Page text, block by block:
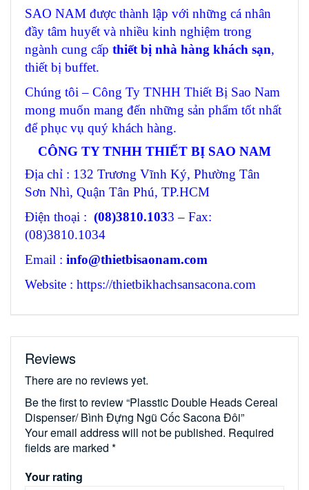
SAO NAM được thành lập với những cá nhân
đầy tâm huyết và nhiều kinh nghiệm trong
ngành cung cấp thiết bị nhà hàng khách sạn,
thiết bị buffet.
Chúng tôi – Công Ty TNHH Thiết Bị Sao Nam
mong muốn mang đến những sản phẩm tốt nhất
để phục vụ quý khách hàng.
CÔNG TY TNHH THIẾT BỊ SAO NAM
Địa chỉ : 132 Trương Vĩnh Ký, Phường Tân
Sơn Nhì, Quận Tân Phú, TP.HCM
Điện thoại : (08)3810.1033 – Fax:
(08)3810.1034
Email : info@thietbisaonam.com
Website : https://thietbikhachsansacona.com
Reviews
There are no reviews yet.
Be the first to review “Plasstic Double Heads Cereal
Dispenser/ Bình Đựng Ngũ Cốc Sacona Đôi”
Your email address will not be published. Required
fields are marked *
Your rating